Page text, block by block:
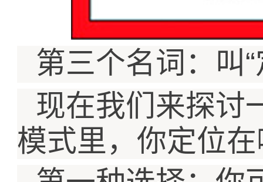
第三个名词：叫“
现在我们来探讨
模式里，你定位